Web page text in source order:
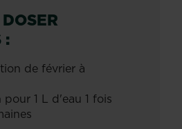
:
de février à
1 L d'eau 1 fois